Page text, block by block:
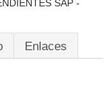
SAP -
Enlaces